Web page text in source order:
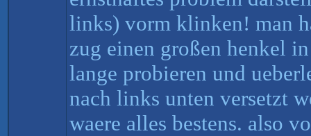
links) vorm klinken! man
zug einen großen henkel
lange probieren und
nach links unten versetzt
waere alles bestens. also